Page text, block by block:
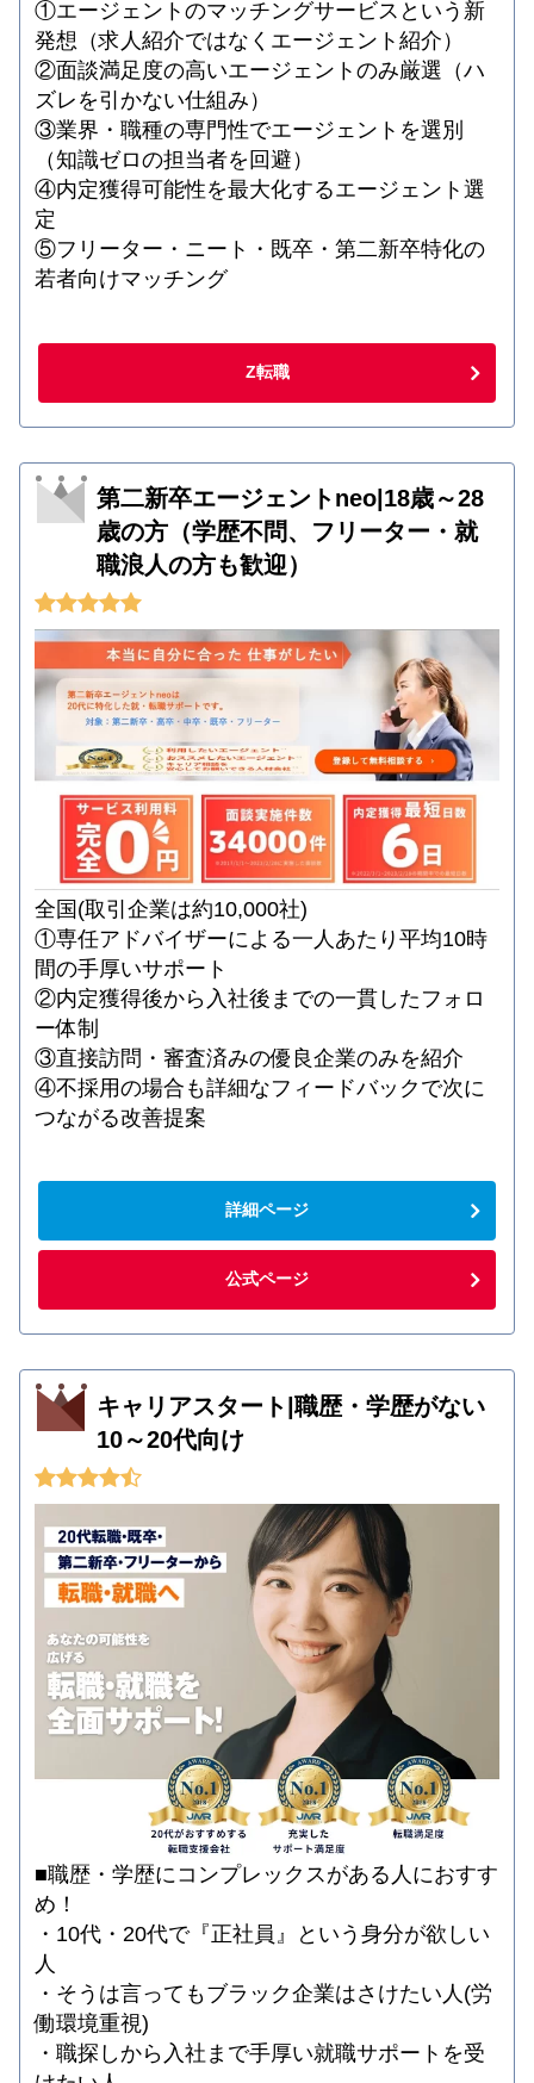
①エージェントのマッチングサービスという新
発想（求人紹介ではなくエージェント紹介）
②面談満足度の高いエージェントのみ厳選（ハ
ズレを引かない仕組み）
③業界・職種の専門性でエージェントを選別
（知識ゼロの担当者を回避）
④内定獲得可能性を最大化するエージェント選
定
⑤フリーター・ニート・既卒・第二新卒特化の
若者向けマッチング
Z転職
第二新卒エージェントneo|18歳～28
歳の方（学歴不問、フリーター・就
職浪人の方も歓迎）
全国(取引企業は約10,000社)
①専任アドバイザーによる一人あたり平均10時
間の手厚いサポート
②内定獲得後から入社後までの一貫したフォロ
ー体制
③直接訪問・審査済みの優良企業のみを紹介
④不採用の場合も詳細なフィードバックで次に
つながる改善提案
詳細ページ
公式ページ
キャリアスタート|職歴・学歴がない
10～20代向け
■職歴・学歴にコンプレックスがある人におすす
め！
・10代・20代で『正社員』という身分が欲しい
人
・そうは言ってもブラック企業はさけたい人(労
働環境重視)
・職探しから入社まで手厚い就職サポートを受